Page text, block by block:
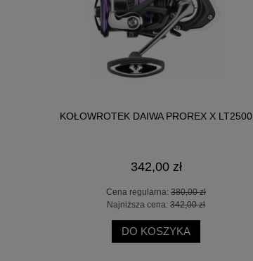
KOŁOWROTEK DAIWA PROREX X LT2500
342,00 zł
Cena regularna: 380,00 zł
Najniższa cena: 342,00 zł
DO KOSZYKA